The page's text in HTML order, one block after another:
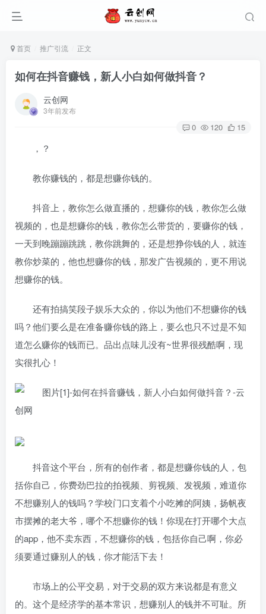
首页 推广引流 正文
如何在抖音赚钱，新人小白如何做抖音？
云创网
3年前发布
0 120 15
，？
教你赚钱的，都是想赚你钱的。
抖音上，教你怎么做直播的，想赚你的钱，教你怎么做
视频的，也是想赚你的钱，教你怎么带货的，要赚你的钱，
一天到晚蹦蹦跳跳，教你跳舞的，还是想挣你钱的人，就连
教你炒菜的，他也想赚你的钱，那发广告视频的，更不用说
想赚你的钱。
还有拍搞笑段子娱乐大众的，你以为他们不想赚你的钱
吗？他们要么是在准备赚你钱的路上，要么也只不过是不知
道怎么赚你的钱而已。品出点味儿没有~世界很残酷啊，现
实很扎心！
抖音这个平台，所有的创作者，都是想赚你钱的人，包
括你自己，你费劲巴拉的拍视频、剪视频、发视频，难道你
不想赚别人的钱吗？学校门口支着个小吃摊的阿姨，扬帆夜
市摆摊的老大爷，哪个不想赚你的钱！你现在打开哪个大点
的app，他不卖东西，不想赚你的钱，包括你自己啊，你必
须要通过赚别人的钱，你才能活下去！
市场上的公平交易，对于交易的双方来说都是有意义
的。这个是经济学的基本常识，想赚别人的钱并不可耻。所